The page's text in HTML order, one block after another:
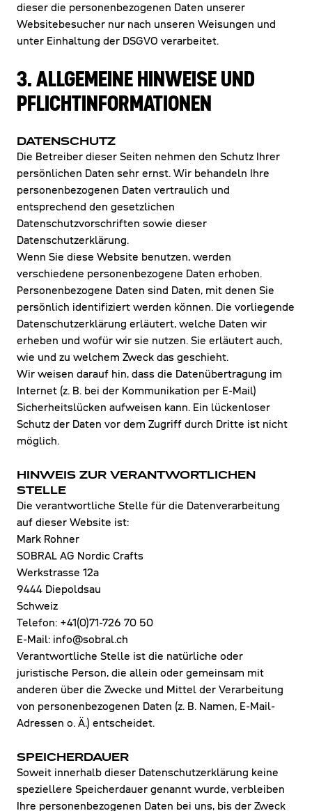
dieser die personenbezogenen Daten unserer
Websitebesucher nur nach unseren Weisungen und
unter Einhaltung der DSGVO verarbeitet.
3. ALLGEMEINE HINWEISE UND
PFLICHT­INFORMATIONEN
DATENSCHUTZ
Die Betreiber dieser Seiten nehmen den Schutz Ihrer
persönlichen Daten sehr ernst. Wir behandeln Ihre
personenbezogenen Daten vertraulich und
entsprechend den gesetzlichen
Datenschutzvorschriften sowie dieser
Datenschutzerklärung.
Wenn Sie diese Website benutzen, werden
verschiedene personenbezogene Daten erhoben.
Personenbezogene Daten sind Daten, mit denen Sie
persönlich identifiziert werden können. Die vorliegende
Datenschutzerklärung erläutert, welche Daten wir
erheben und wofür wir sie nutzen. Sie erläutert auch,
wie und zu welchem Zweck das geschieht.
Wir weisen darauf hin, dass die Datenübertragung im
Internet (z. B. bei der Kommunikation per E-Mail)
Sicherheitslücken aufweisen kann. Ein lückenloser
Schutz der Daten vor dem Zugriff durch Dritte ist nicht
möglich.
HINWEIS ZUR VERANTWORTLICHEN
STELLE
Die verantwortliche Stelle für die Datenverarbeitung
auf dieser Website ist:
Mark Rohner
SOBRAL AG Nordic Crafts
Werkstrasse 12a
9444 Diepoldsau
Schweiz
Telefon: +41(0)71-726 70 50
E-Mail: info@sobral.ch
Verantwortliche Stelle ist die natürliche oder
juristische Person, die allein oder gemeinsam mit
anderen über die Zwecke und Mittel der Verarbeitung
von personenbezogenen Daten (z. B. Namen, E-Mail-
Adressen o. Ä.) entscheidet.
SPEICHERDAUER
Soweit innerhalb dieser Datenschutzerklärung keine
speziellere Speicherdauer genannt wurde, verbleiben
Ihre personenbezogenen Daten bei uns, bis der Zweck